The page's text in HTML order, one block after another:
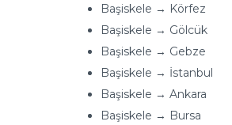
Başiskele → Körfez
Başiskele → Gölcük
Başiskele → Gebze
Başiskele → İstanbul
Başiskele → Ankara
Başiskele → Bursa